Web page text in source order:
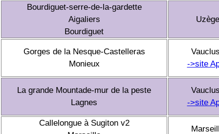
Bourdiguet-serre-de-la-gardette
Aigaliers
Bourdiguet
Uzège
Gorges de la Nesque-Castelleras
Monieux
->site
La grande Mountade-mur de la peste
Lagnes
->site
Callelongue à Sugiton v2